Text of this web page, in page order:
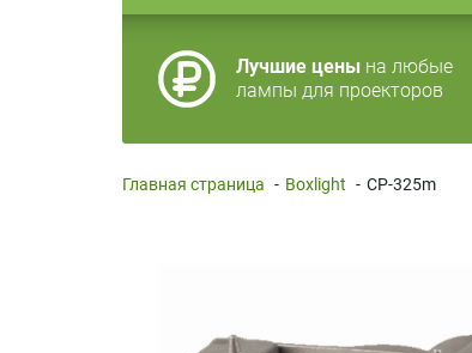
Лучшие цены на любые
лампы для проекторов
Главная страница - Boxlight - CP-325m